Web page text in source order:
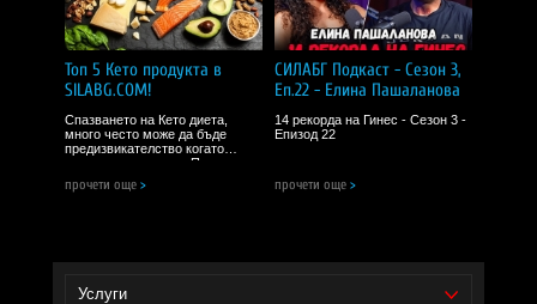
Топ 5 Кето продукта в
SILABG.COM!
Спазването на Кето диета,
много често може да бъде
предизвикателство когато
спортуваш активно. Понякога
но голяма част от тях са с
прочети още >
СИЛАБГ Подкаст - Сезон 3,
Еп.22 - Елина Пашаланова
14 рекорда на Гинес - Сезон 3 -
Епизод 22
прочети още >
Услуги